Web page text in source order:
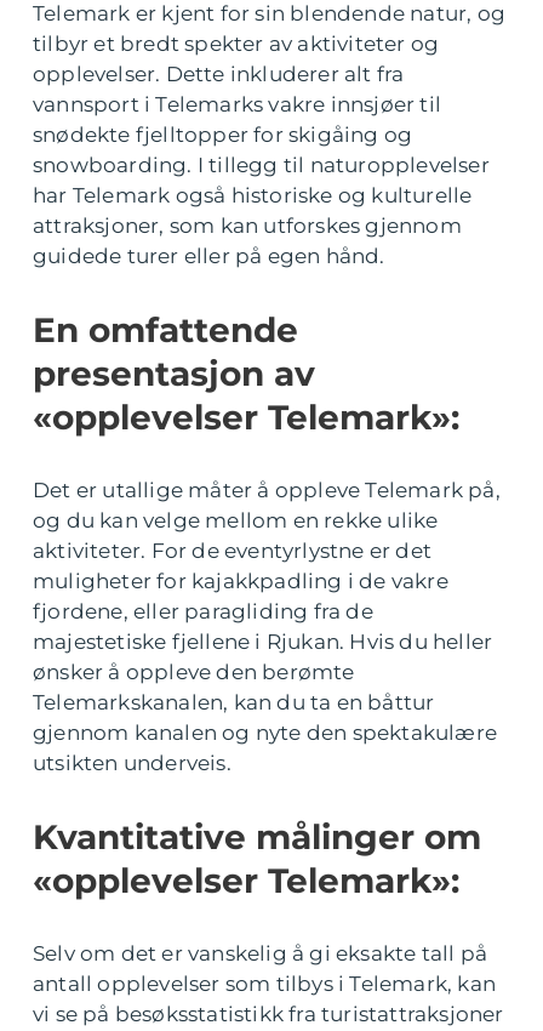
Telemark er kjent for sin blendende natur, og
tilbyr et bredt spekter av aktiviteter og
opplevelser. Dette inkluderer alt fra
vannsport i Telemarks vakre innsjøer til
snødekte fjelltopper for skigåing og
snowboarding. I tillegg til naturopplevelser
har Telemark også historiske og kulturelle
attraksjoner, som kan utforskes gjennom
guidede turer eller på egen hånd.
En omfattende
presentasjon av
«opplevelser Telemark»:
Det er utallige måter å oppleve Telemark på,
og du kan velge mellom en rekke ulike
aktiviteter. For de eventyrlystne er det
muligheter for kajakkpadling i de vakre
fjordene, eller paragliding fra de
majestetiske fjellene i Rjukan. Hvis du heller
ønsker å oppleve den berømte
Telemarkskanalen, kan du ta en båttur
gjennom kanalen og nyte den spektakulære
utsikten underveis.
Kvantitative målinger om
«opplevelser Telemark»:
Selv om det er vanskelig å gi eksakte tall på
antall opplevelser som tilbys i Telemark, kan
vi se på besøksstatistikk fra turistattraksjoner